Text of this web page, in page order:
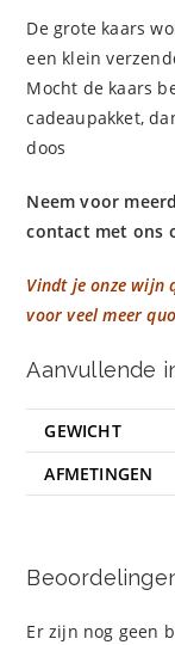
De grote kaars
een klein
Mocht de kaars
cadeaupakket,
doos
Neem voor
contact met ons
Vindt je onze wijn
voor veel meer
Aanvullende
GEWICHT
AFMETINGEN
Er zijn nog geen